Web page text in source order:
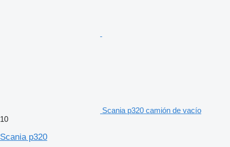
Scania p320 camión de vacío
10
Scania p320